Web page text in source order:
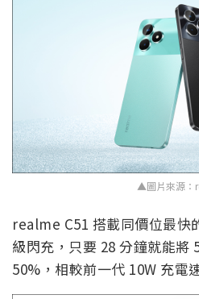
▲圖片來源：
realme C51 搭載同價位最快
級閃充，只要 28 分鐘就能將
50%，相較前一代 10W 充電